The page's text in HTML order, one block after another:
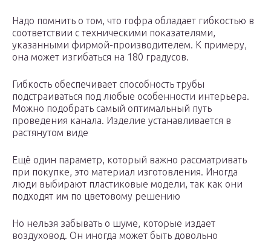
Надо помнить о том, что гофра обладает гибкостью в
соответствии с техническими показателями,
указанными фирмой-производителем. К примеру,
она может изгибаться на 180 градусов.
Гибкость обеспечивает способность трубы
подстраиваться под любые особенности интерьера.
Можно подобрать самый оптимальный путь
проведения канала. Изделие устанавливается в
растянутом виде
Ещё один параметр, который важно рассматривать
при покупке, это материал изготовления. Иногда
люди выбирают пластиковые модели, так как они
подходят им по цветовому решению
Но нельзя забывать о шуме, которые издает
воздуховод. Он иногда может быть довольно